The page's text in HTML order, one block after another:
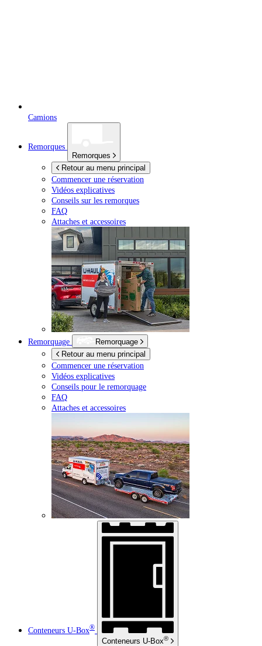
Camions
Remorques
Remorques
Retour au menu principal
Commencer une réservation
Vidéos explicatives
Conseils sur les remorques
FAQ
Attaches et accessoires
Remorquage
Remorquage
Retour au menu principal
Commencer une réservation
Vidéos explicatives
Conseils pour le remorquage
FAQ
Attaches et accessoires
Conteneurs U-Box®
Conteneurs U-Box®